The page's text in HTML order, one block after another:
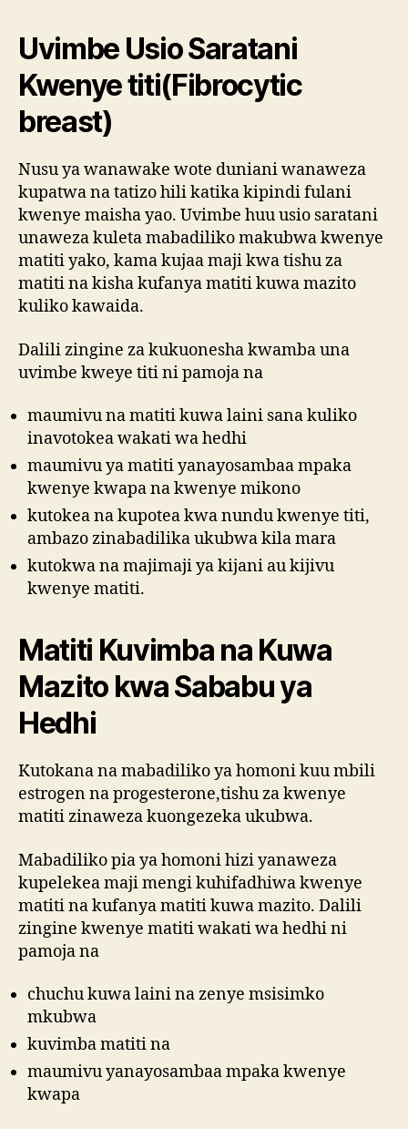
Uvimbe Usio Saratani
Kwenye titi(Fibrocytic
breast)
Nusu ya wanawake wote duniani wanaweza
kupatwa na tatizo hili katika kipindi fulani
kwenye maisha yao. Uvimbe huu usio saratani
unaweza kuleta mabadiliko makubwa kwenye
matiti yako, kama kujaa maji kwa tishu za
matiti na kisha kufanya matiti kuwa mazito
kuliko kawaida.
Dalili zingine za kukuonesha kwamba una
uvimbe kweye titi ni pamoja na
maumivu na matiti kuwa laini sana kuliko
inavotokea wakati wa hedhi
maumivu ya matiti yanayosambaa mpaka
kwenye kwapa na kwenye mikono
kutokea na kupotea kwa nundu kwenye titi,
ambazo zinabadilika ukubwa kila mara
kutokwa na majimaji ya kijani au kijivu
kwenye matiti.
Matiti Kuvimba na Kuwa
Mazito kwa Sababu ya
Hedhi
Kutokana na mabadiliko ya homoni kuu mbili
estrogen na progesterone,tishu za kwenye
matiti zinaweza kuongezeka ukubwa.
Mabadiliko pia ya homoni hizi yanaweza
kupelekea maji mengi kuhifadhiwa kwenye
matiti na kufanya matiti kuwa mazito. Dalili
zingine kwenye matiti wakati wa hedhi ni
pamoja na
chuchu kuwa laini na zenye msisimko
mkubwa
kuvimba matiti na
maumivu yanayosambaa mpaka kwenye
kwapa